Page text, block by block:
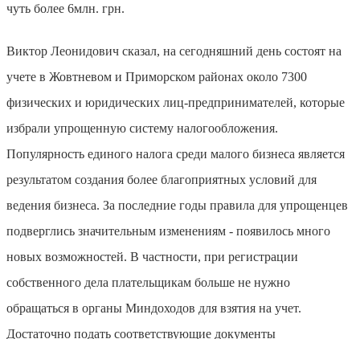
чуть более 6млн. грн.
Виктор Леонидович сказал, на сегодняшний день состоят на
учете в Жовтневом и Приморском районах около 7300
физических и юридических лиц-предпринимателей, которые
избрали упрощенную систему налогообложения.
Популярность единого налога среди малого бизнеса является
результатом создания более благоприятных условий для
ведения бизнеса. За последние годы правила для упрощенцев
подверглись значительным изменениям - появилось много
новых возможностей. В частности, при регистрации
собственного дела плательщикам больше не нужно
обращаться в органы Миндоходов для взятия на учет.
Достаточно подать соответствующие документы